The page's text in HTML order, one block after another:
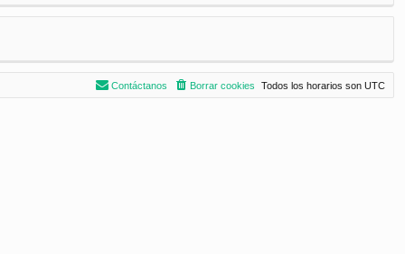
Todos los horarios son UTC
Borrar cookies
Contáctanos